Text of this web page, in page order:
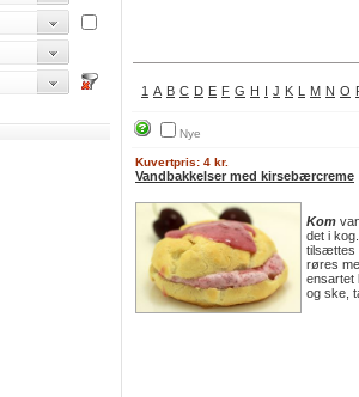
1 A B C D E F G H I J K L M N O
Nye
Kuvertpris: 4 kr.
Vandbakkelser med kirsebærcreme
Kom
det i
tilsættes
røres
ensartet
og ske,